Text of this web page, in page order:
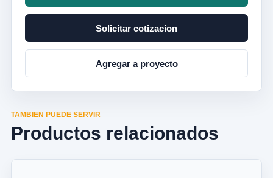
Solicitar cotizacion
Agregar a proyecto
TAMBIEN PUEDE SERVIR
Productos relacionados